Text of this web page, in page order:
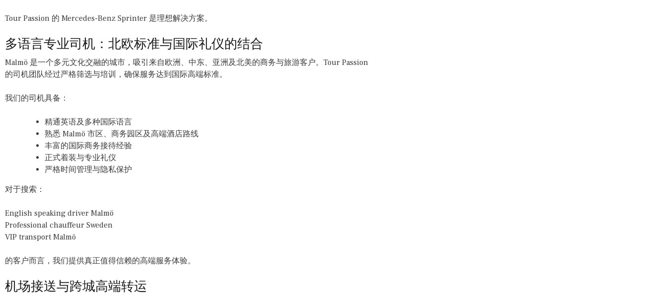
Tour Passion 的 Mercedes-Benz Sprinter 是理想解决方案。
多语言专业司机：北欧标准与国际礼仪的结合
Malmö 是一个多元文化交融的城市，吸引来自欧洲、中东、亚洲及北美的商务与旅游客户。Tour Passion
的司机团队经过严格筛选与培训，确保服务达到国际高端标准。
我们的司机具备：
精通英语及多种国际语言
熟悉 Malmö 市区、商务园区及高端酒店路线
丰富的国际商务接待经验
正式着装与专业礼仪
严格时间管理与隐私保护
对于搜索：
English speaking driver Malmö
Professional chauffeur Sweden
VIP transport Malmö
的客户而言，我们提供真正值得信赖的高端服务体验。
机场接送与跨城高端转运